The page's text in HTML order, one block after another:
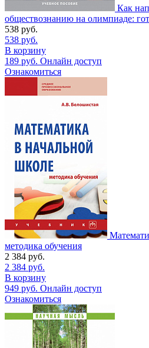
Как
обществознанию на олимпиаде:
538 руб.
538 руб.
В корзину
189 руб. Онлайн доступ
Ознакомиться
методика обучения
2 384 руб.
2 384 руб.
В корзину
949 руб. Онлайн доступ
Ознакомиться